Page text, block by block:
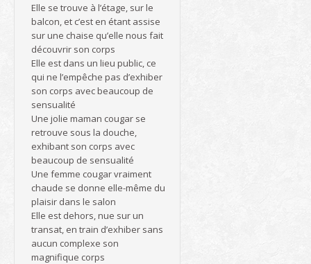
Elle se trouve à l’étage, sur le
balcon, et c’est en étant assise
sur une chaise qu’elle nous fait
découvrir son corps
Elle est dans un lieu public, ce
qui ne l’empêche pas d’exhiber
son corps avec beaucoup de
sensualité
Une jolie maman cougar se
retrouve sous la douche,
exhibant son corps avec
beaucoup de sensualité
Une femme cougar vraiment
chaude se donne elle-même du
plaisir dans le salon
Elle est dehors, nue sur un
transat, en train d’exhiber sans
aucun complexe son
magnifique corps